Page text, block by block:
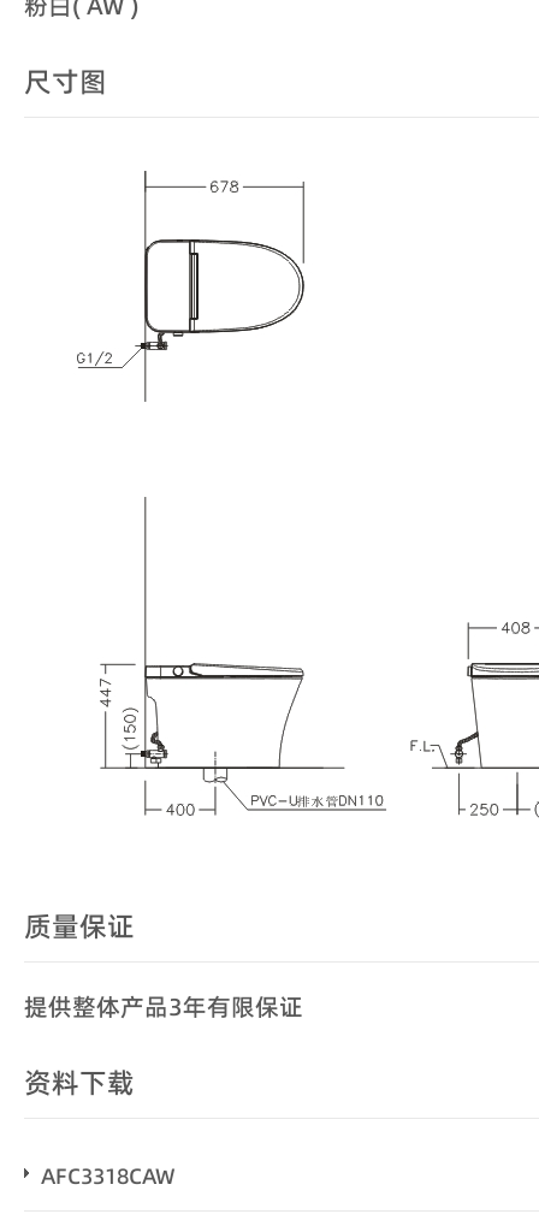
尺寸图
质量保证
提供整体产品3年有限保证
资料下载
AFC3318CAW